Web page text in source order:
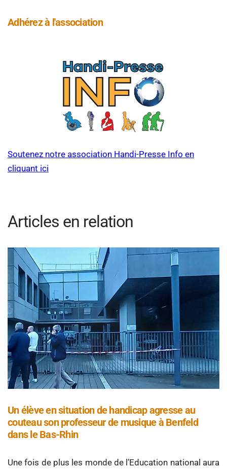
Adhérez à l'association
Soutenez notre association Handi-Presse Info en
cliquant ici
Articles en relation
Un élève en situation de handicap agresse au
couteau son professeur de musique à Benfeld
dans le Bas-Rhin
Une fois de plus les monde de l’Education national aura